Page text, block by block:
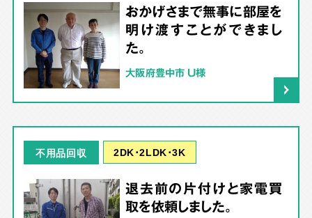
おかげさまで無事に部屋を
明け渡すことができまし
た。
大阪府豊中市 U様
不用品回収 2DK･2LDK･3K
退去前の片付けと家電買
取を依頼しました。